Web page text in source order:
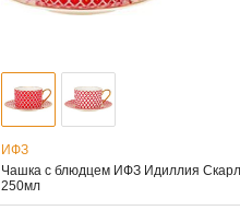
ИФЗ
Чашка с блюдцем ИФЗ Идиллия
250мл